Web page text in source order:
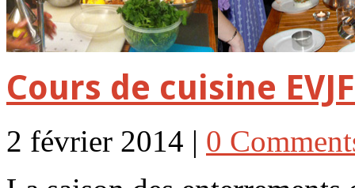
Cours de cuisine
2 février 2014 | 0